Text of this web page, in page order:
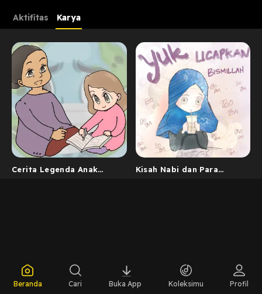
Aktifitas Karya
Cerita Legenda Anak
Kisah Nabi dan Para
Beranda Cari Buka App Koleksimu Profil